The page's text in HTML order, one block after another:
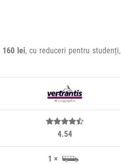
160 lei, cu reduceri pentru studenți,
4.54
1 ×